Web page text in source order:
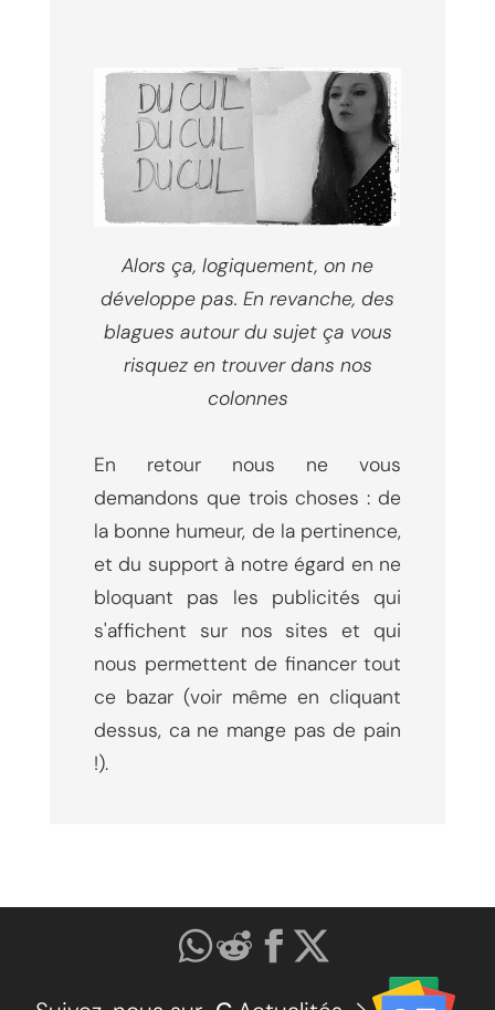
Alors ça, logiquement, on ne
développe pas. En revanche, des
blagues autour du sujet ça vous
risquez en trouver dans nos
colonnes
En retour nous ne vous
demandons que trois choses : de
la bonne humeur, de la pertinence,
et du support à notre égard en ne
bloquant pas les publicités qui
s'affichent sur nos sites et qui
nous permettent de financer tout
ce bazar (voir même en cliquant
dessus, ca ne mange pas de pain
!).